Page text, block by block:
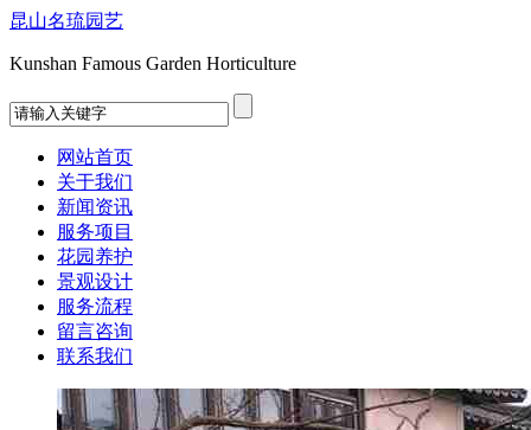
昆山名琉园艺
Kunshan Famous Garden Horticulture
网站首页
关于我们
新闻资讯
服务项目
花园养护
景观设计
服务流程
留言咨询
联系我们